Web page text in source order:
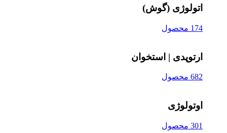
اتولوژی (گوش)
174 محصول
ارتوپدی | استخوان
682 محصول
اوتولوژی
301 محصول